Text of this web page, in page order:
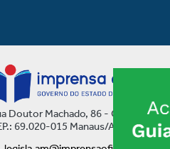
Doutor Machado, 86 - Centro
69.020-015 Manaus/AM